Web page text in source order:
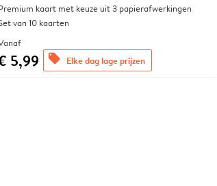
kaart met keuze uit 3 papierafwerkingen
van 10 kaarten
5,99 offers Elke dag lage prijzen